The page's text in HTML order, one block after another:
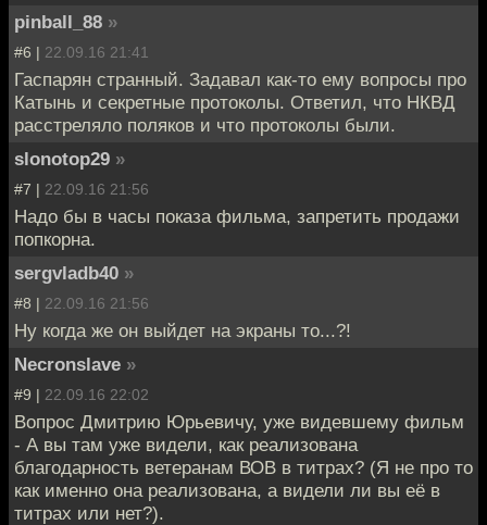
pinball_88 »
#6 | 22.09.16 21:41
Гаспарян странный. Задавал как-то ему вопросы про
Катынь и секретные протоколы. Ответил, что НКВД
расстреляло поляков и что протоколы были.
slonotop29 »
#7 | 22.09.16 21:56
Надо бы в часы показа фильма, запретить продажи
попкорна.
sergvladb40 »
#8 | 22.09.16 21:56
Ну когда же он выйдет на экраны то...?!
Necronslave »
#9 | 22.09.16 22:02
Вопрос Дмитрию Юрьевичу, уже видевшему фильм
- А вы там уже видели, как реализована
благодарность ветеранам ВОВ в титрах? (Я не про то
как именно она реализована, а видели ли вы её в
титрах или нет?).